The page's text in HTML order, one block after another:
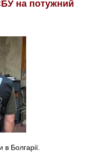
на потужний
в Болгарії.